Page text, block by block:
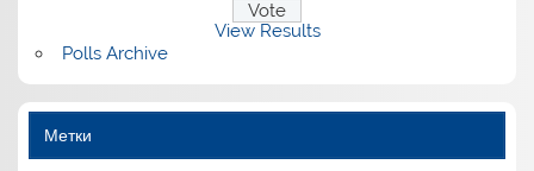
View Results
Polls Archive
Метки